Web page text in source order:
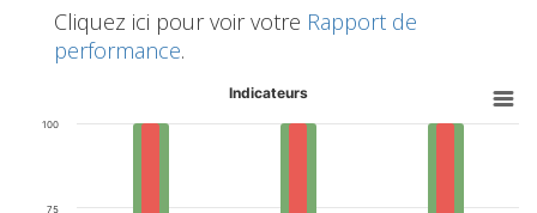
Cliquez ici pour voir votre Rapport de
performance.
Indicateurs
75
100